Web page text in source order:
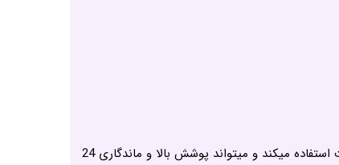
کرم پودر پودایر از جدید ترین ترکیبات استفاده میکند و میتواند پوشش بالا و ماندگاری 24